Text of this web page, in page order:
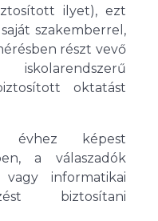
ilyet), ezt
szakemberrel,
részt vevő
iskolarendszerű
oktatást
évhez képest
a válaszadók
informatikai
biztosítani